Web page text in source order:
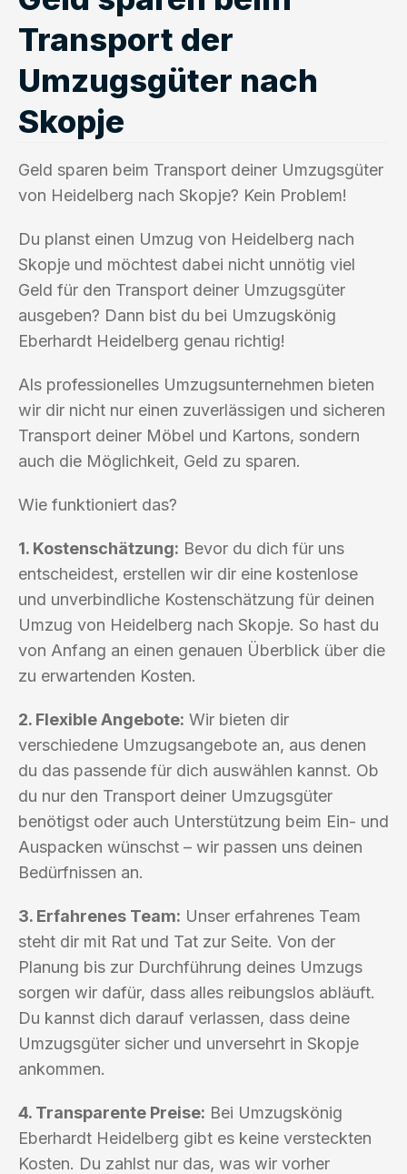
Transport der
Umzugsgüter nach
Skopje
Geld sparen beim Transport deiner Umzugsgüter
von Heidelberg nach Skopje? Kein Problem!
Du planst einen Umzug von Heidelberg nach
Skopje und möchtest dabei nicht unnötig viel
Geld für den Transport deiner Umzugsgüter
ausgeben? Dann bist du bei Umzugskönig
Eberhardt Heidelberg genau richtig!
Als professionelles Umzugsunternehmen bieten
wir dir nicht nur einen zuverlässigen und sicheren
Transport deiner Möbel und Kartons, sondern
auch die Möglichkeit, Geld zu sparen.
Wie funktioniert das?
1. Kostenschätzung: Bevor du dich für uns
entscheidest, erstellen wir dir eine kostenlose
und unverbindliche Kostenschätzung für deinen
Umzug von Heidelberg nach Skopje. So hast du
von Anfang an einen genauen Überblick über die
zu erwartenden Kosten.
2. Flexible Angebote: Wir bieten dir
verschiedene Umzugsangebote an, aus denen
du das passende für dich auswählen kannst. Ob
du nur den Transport deiner Umzugsgüter
benötigst oder auch Unterstützung beim Ein- und
Auspacken wünschst – wir passen uns deinen
Bedürfnissen an.
3. Erfahrenes Team: Unser erfahrenes Team
steht dir mit Rat und Tat zur Seite. Von der
Planung bis zur Durchführung deines Umzugs
sorgen wir dafür, dass alles reibungslos abläuft.
Du kannst dich darauf verlassen, dass deine
Umzugsgüter sicher und unversehrt in Skopje
ankommen.
4. Transparente Preise: Bei Umzugskönig
Eberhardt Heidelberg gibt es keine versteckten
Kosten. Du zahlst nur das, was wir vorher